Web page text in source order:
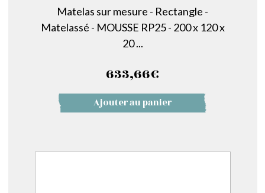
Matelas sur mesure - Rectangle -
Matelassé - MOUSSE RP25 - 200 x 120 x
20 ...
633,66€
Ajouter au panier